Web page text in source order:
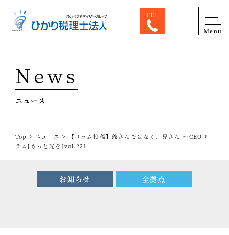
TEL
Menu
専門家一覧
ひかり税理士法人について
サービス
スタッフ紹介
News
ニュース
Top > ニュース >
【コラム投稿】爺さんではなく、兄さん ～CEOコ
ラム[もっと光を]vol.221
お知らせ 全拠点